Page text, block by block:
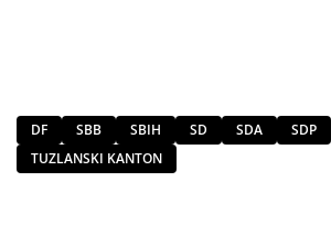
DF SBB SBIH SD SDA
SDP
TUZLANSKI KANTON